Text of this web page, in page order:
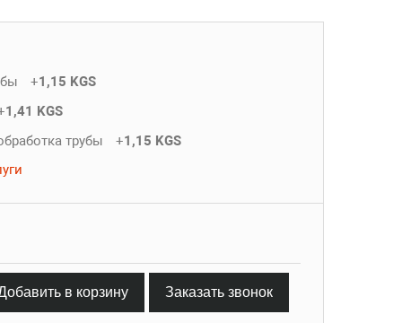
+1,15 KGS
1,41 KGS
трубы
+1,15 KGS
в корзину Заказать звонок